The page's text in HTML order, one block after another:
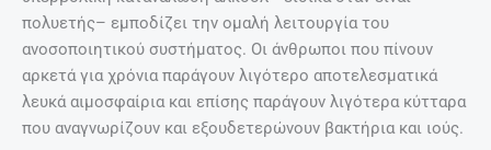
πολυετής– εμποδίζει την ομαλή λειτουργία του
ανοσοποιητικού συστήματος. Οι άνθρωποι που πίνουν
αρκετά για χρόνια παράγουν λιγότερο αποτελεσματικά
λευκά αιμοσφαίρια και επίσης παράγουν λιγότερα κύτταρα
που αναγνωρίζουν και εξουδετερώνουν βακτήρια και ιούς.